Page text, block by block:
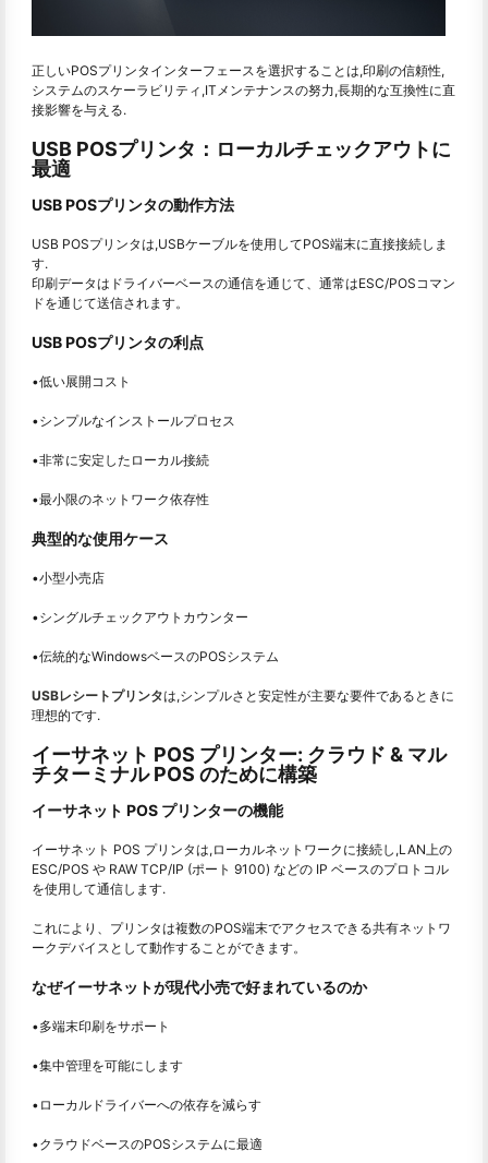
正しいPOSプリンタインターフェースを選択することは,印刷の信頼性,
システムのスケーラビリティ,ITメンテナンスの努力,長期的な互換性に直
接影響を与える.
USB POSプリンタ：ローカルチェックアウトに
最適
USB POSプリンタの動作方法
USB POSプリンタは,USBケーブルを使用してPOS端末に直接接続しま
す.
印刷データはドライバーベースの通信を通じて、通常はESC/POSコマン
ドを通じて送信されます。
USB POSプリンタの利点
•低い展開コスト
•シンプルなインストールプロセス
•非常に安定したローカル接続
•最小限のネットワーク依存性
典型的な使用ケース
•小型小売店
•シングルチェックアウトカウンター
•伝統的なWindowsベースのPOSシステム
USBレシートプリンタは,シンプルさと安定性が主要な要件であるときに
理想的です.
イーサネット POS プリンター: クラウド & マル
チターミナル POS のために構築
イーサネット POS プリンターの機能
イーサネット POS プリンタは,ローカルネットワークに接続し,LAN上の
ESC/POS や RAW TCP/IP (ポート 9100) などの IP ベースのプロトコル
を使用して通信します.
これにより、プリンタは複数のPOS端末でアクセスできる共有ネットワ
ークデバイスとして動作することができます。
なぜイーサネットが現代小売で好まれているのか
•多端末印刷をサポート
•集中管理を可能にします
•ローカルドライバーへの依存を減らす
•クラウドベースのPOSシステムに最適